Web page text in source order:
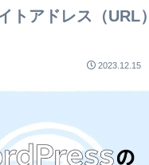
トアドレス（URL
2023.12.15